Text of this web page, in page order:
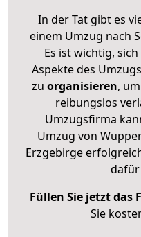
In der Tat gibt es
einem Umzug nach
Es ist wichtig,
Aspekte des Umzugs
zu organisieren,
reibungslos
Umzugsfirma
Umzug von
Erzgebirge
dafür
Füllen Sie jetzt das
Sie